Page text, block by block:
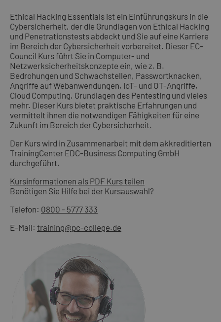
Ethical Hacking Essentials ist ein Einführungskurs in die
Cybersicherheit, der die Grundlagen von Ethical Hacking
und Penetrationstests abdeckt und Sie auf eine Karriere
im Bereich der Cybersicherheit vorbereitet. Dieser EC-
Council Kurs führt Sie in Computer- und
Netzwerksicherheitskonzepte ein, wie z. B.
Bedrohungen und Schwachstellen, Passwortknacken,
Angriffe auf Webanwendungen, IoT- und OT-Angriffe,
Cloud Computing, Grundlagen des Pentesting und vieles
mehr. Dieser Kurs bietet praktische Erfahrungen und
vermittelt ihnen die notwendigen Fähigkeiten für eine
Zukunft im Bereich der Cybersicherheit.
Der Kurs wird in Zusammenarbeit mit dem akkreditierten
TrainingCenter EDC-Business Computing GmbH
durchgeführt.
Kursinformationen als PDF Kurs teilen
Benötigen Sie Hilfe bei der Kursauswahl?
Telefon: 0800 - 5777 333
E-Mail: training@pc-college.de